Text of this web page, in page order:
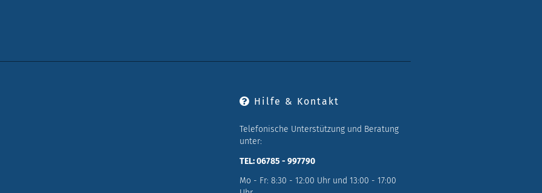
Hilfe & Kontakt
Telefonische Unterstützung und Beratung
unter:
TEL: 06785 - 997790
Mo - Fr: 8:30 - 12:00 Uhr und 13:00 - 17:00